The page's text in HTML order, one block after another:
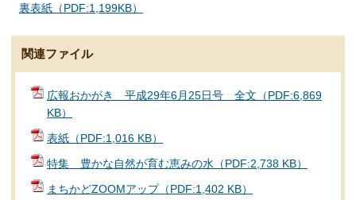
裏表紙（PDF:1,199KB）
関連ファイル
広報おかがき 平成29年6月25日号 全文（PDF:6,869
KB）
表紙（PDF:1,016 KB）
特集 豊かな自然が育む恵みの水（PDF:2,738 KB）
まちかどZOOMアップ（PDF:1,402 KB）